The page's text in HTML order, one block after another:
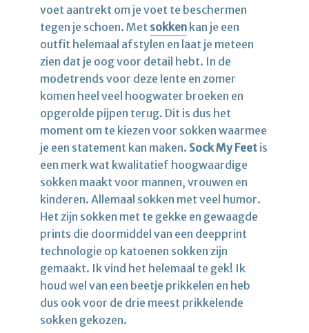
voet aantrekt om je voet te beschermen
tegen je schoen. Met sokken kan je een
outfit helemaal afstylen en laat je meteen
zien dat je oog voor detail hebt. In de
modetrends voor deze lente en zomer
komen heel veel hoogwater broeken en
opgerolde pijpen terug. Dit is dus het
moment om te kiezen voor sokken waarmee
je een statement kan maken. Sock My Feet is
een merk wat kwalitatief hoogwaardige
sokken maakt voor mannen, vrouwen en
kinderen. Allemaal sokken met veel humor.
Het zijn sokken met te gekke en gewaagde
prints die doormiddel van een deepprint
technologie op katoenen sokken zijn
gemaakt. Ik vind het helemaal te gek! Ik
houd wel van een beetje prikkelen en heb
dus ook voor de drie meest prikkelende
sokken gekozen.